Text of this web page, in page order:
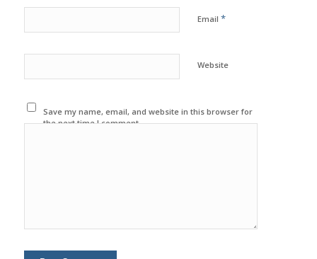
Email *
Website
Save my name, email, and website in this browser for
the next time I comment.